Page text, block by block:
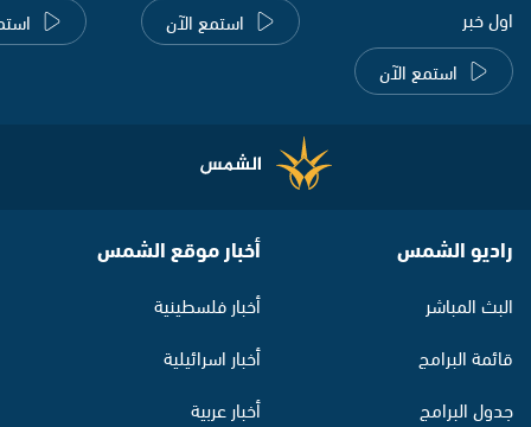
اول خبر
استمع الآن
استمع الآن
راديو الشمس
البث المباشر
قائمة البرامج
جدول البرامج
أخبار موقع الشمس
أخبار فلسطينية
أخبار اسرائيلية
أخبار عربية